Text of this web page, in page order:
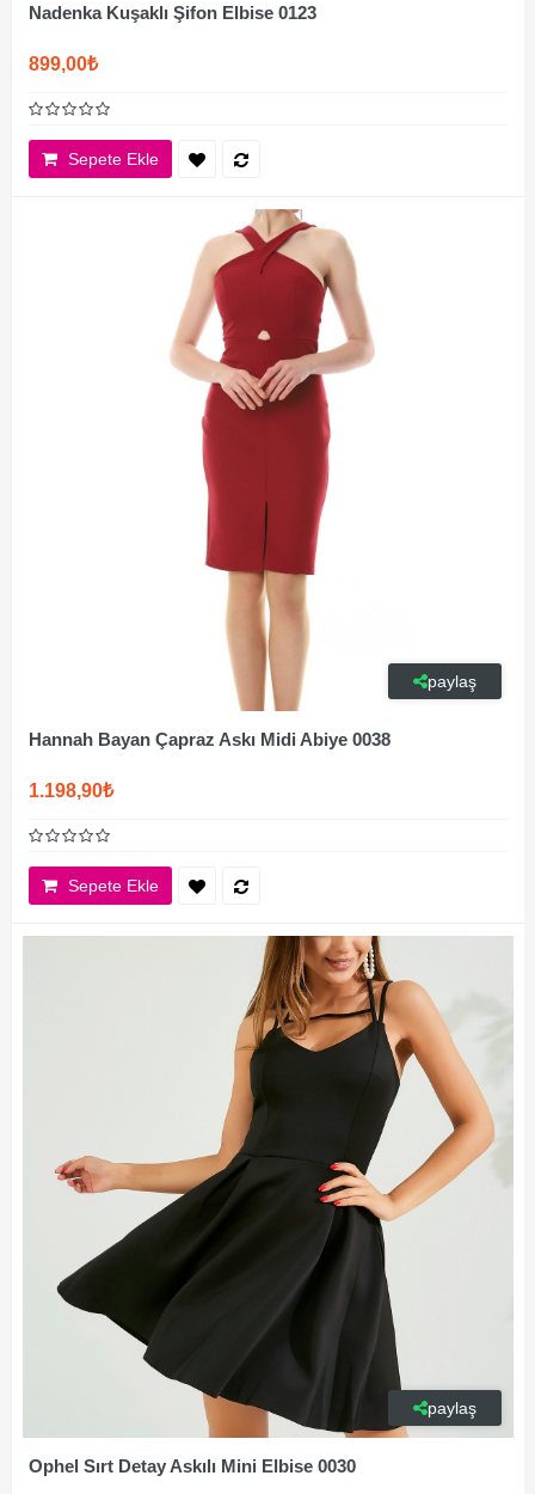
Nadenka Kuşaklı Şifon Elbise 0123
899,00₺
Sepete Ekle
paylaş
Hannah Bayan Çapraz Askı Midi Abiye 0038
1.198,90₺
Sepete Ekle
paylaş
Ophel Sırt Detay Askılı Mini Elbise 0030